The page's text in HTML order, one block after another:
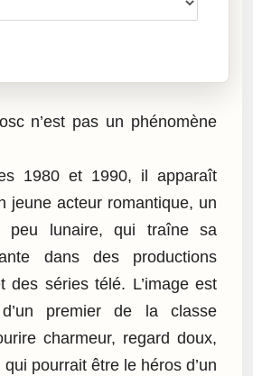
n’est pas un phénomène
1980 et 1990, il apparaît
jeune acteur romantique, un
peu lunaire, qui traîne sa
dans des productions
des séries télé. L’image est
premier de la classe
charmeur, regard doux,
pourrait être le héros d’un